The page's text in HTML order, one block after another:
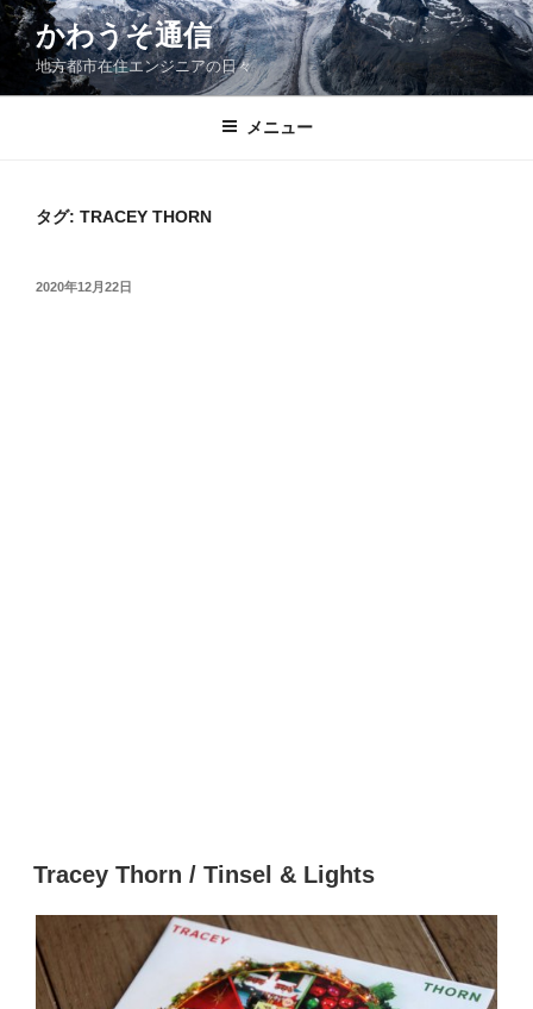
コ
ン
ン
かわうそ通信
地方都市在住エンジニアの日々
メニュー
タグ: TRACEY THORN
投
2020年12月22日
Tracey Thorn / Tinsel & Lights